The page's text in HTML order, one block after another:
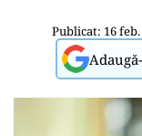
Publicat: 16 feb.